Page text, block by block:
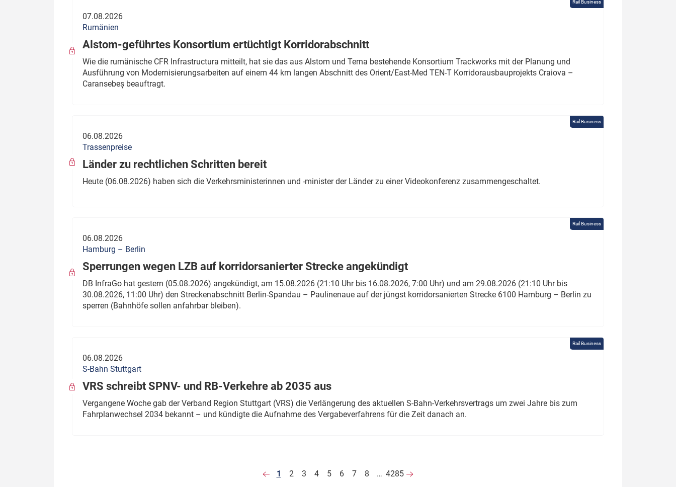
Rail Business
07.08.2026
Rumänien
Alstom-geführtes Konsortium ertüchtigt Korridorabschnitt
Wie die rumänische CFR Infrastructura mitteilt, hat sie das aus Alstom und Terna bestehende Konsortium Trackworks mit der Planung und
Ausführung von Modernisierungsarbeiten auf einem 44 km langen Abschnitt des Orient/East-Med TEN-T Korridorausbauprojekts Craiova –
Caransebeș beauftragt.
Rail Business
06.08.2026
Trassenpreise
Länder zu rechtlichen Schritten bereit
Heute (06.08.2026) haben sich die Verkehrsministerinnen und -minister der Länder zu einer Videokonferenz zusammengeschaltet.
Rail Business
06.08.2026
Hamburg – Berlin
Sperrungen wegen LZB auf korridorsanierter Strecke angekündigt
DB InfraGo hat gestern (05.08.2026) angekündigt, am 15.08.2026 (21:10 Uhr bis 16.08.2026, 7:00 Uhr) und am 29.08.2026 (21:10 Uhr bis
30.08.2026, 11:00 Uhr) den Streckenabschnitt Berlin-Spandau – Paulinenaue auf der jüngst korridorsanierten Strecke 6100 Hamburg – Berlin zu
sperren (Bahnhöfe sollen anfahrbar bleiben).
Rail Business
06.08.2026
S-Bahn Stuttgart
VRS schreibt SPNV- und RB-Verkehre ab 2035 aus
Vergangene Woche gab der Verband Region Stuttgart (VRS) die Verlängerung des aktuellen S-Bahn-Verkehrsvertrags um zwei Jahre bis zum
Fahrplanwechsel 2034 bekannt – und kündigte die Aufnahme des Vergabeverfahrens für die Zeit danach an.
1 2 3 4 5 6 7 8 … 4285